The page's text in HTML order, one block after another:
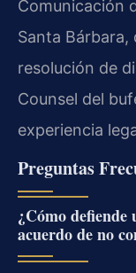
Comunicación
Santa Bárbara,
resolución de
Counsel del
experiencia
Preguntas
¿Cómo
acuerdo de no